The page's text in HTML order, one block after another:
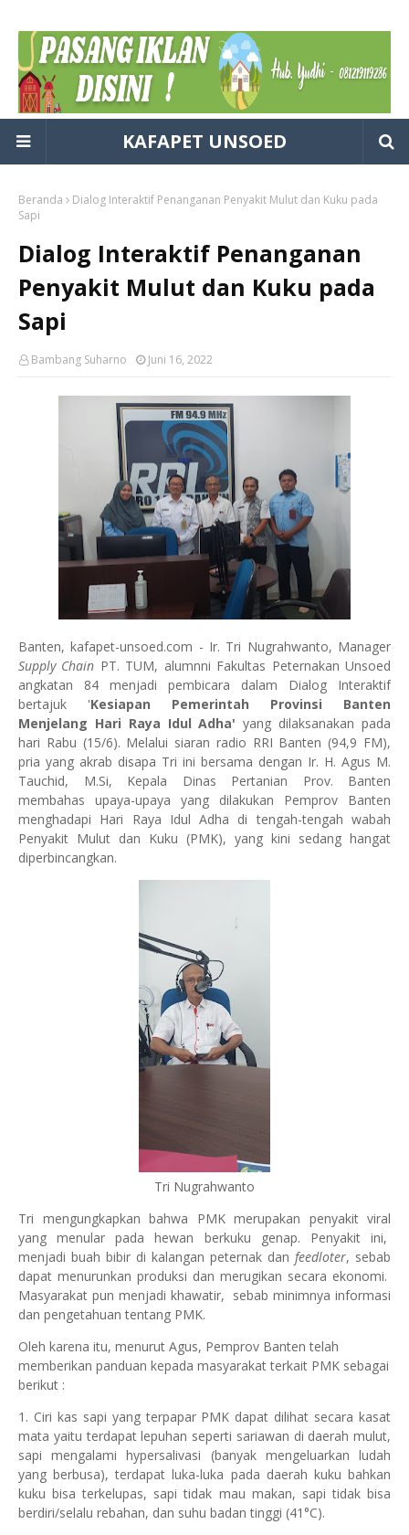
KAFAPET UNSOED
Beranda
Dialog Interaktif Penanganan Penyakit Mulut dan Kuku pada
Sapi
Dialog Interaktif Penanganan
Penyakit Mulut dan Kuku pada
Sapi
Bambang Suharno Juni 16, 2022
Banten, kafapet-unsoed.com - Ir. Tri Nugrahwanto, Manager
Supply Chain PT. TUM, alumnni Fakultas Peternakan Unsoed
angkatan 84 menjadi pembicara dalam Dialog Interaktif
bertajuk 'Kesiapan Pemerintah Provinsi Banten
Menjelang Hari Raya Idul Adha' yang dilaksanakan pada
hari Rabu (15/6). Melalui siaran radio RRI Banten (94,9 FM),
pria yang akrab disapa Tri ini bersama dengan Ir. H. Agus M.
Tauchid, M.Si, Kepala Dinas Pertanian Prov. Banten
membahas upaya-upaya yang dilakukan Pemprov Banten
menghadapi Hari Raya Idul Adha di tengah-tengah wabah
Penyakit Mulut dan Kuku (PMK), yang kini sedang hangat
diperbincangkan.
Tri Nugrahwanto
Tri mengungkapkan bahwa PMK merupakan penyakit viral
yang menular pada hewan berkuku genap. Penyakit ini,
menjadi buah bibir di kalangan peternak dan feedloter, sebab
dapat menurunkan produksi dan merugikan secara ekonomi.
Masyarakat pun menjadi khawatir, sebab minimnya informasi
dan pengetahuan tentang PMK.
Oleh karena itu, menurut Agus, Pemprov Banten telah
memberikan panduan kepada masyarakat terkait PMK sebagai
berikut :
1. Ciri kas sapi yang terpapar PMK dapat dilihat secara kasat
mata yaitu terdapat lepuhan seperti sariawan di daerah mulut,
sapi mengalami hypersalivasi (banyak mengeluarkan ludah
yang berbusa), terdapat luka-luka pada daerah kuku bahkan
kuku bisa terkelupas, sapi tidak mau makan, sapi tidak bisa
berdiri/selalu rebahan, dan suhu badan tinggi (41°C).